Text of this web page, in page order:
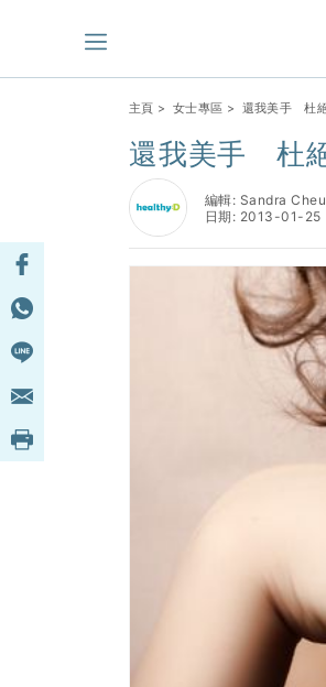
主頁 > 女士專區 > 還我美手 杜
還我美手 杜
編輯: Sandra
日期: 2013-01-25